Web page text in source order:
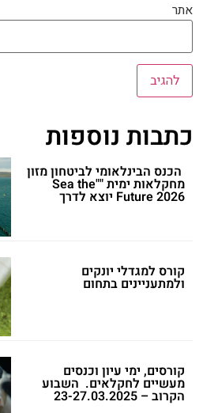
אתר
כתבות נוספות
הכנס הבינלאומי לביטחון מזון
מחקלאות ימית ""Sea the
Future 2026 יוצא לדרך
קורס למגדלי יונקים
ולמתעניינים בתחום
קורסים, ימי עיון וכנסים
מעשיים לחקלאים. השבוע
הקרוב – 23-27.03.2025